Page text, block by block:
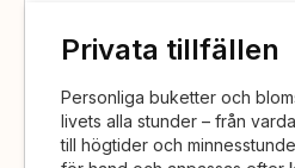
Privata tillfällen
Personliga buketter och
livets alla stunder – från
till högtider och